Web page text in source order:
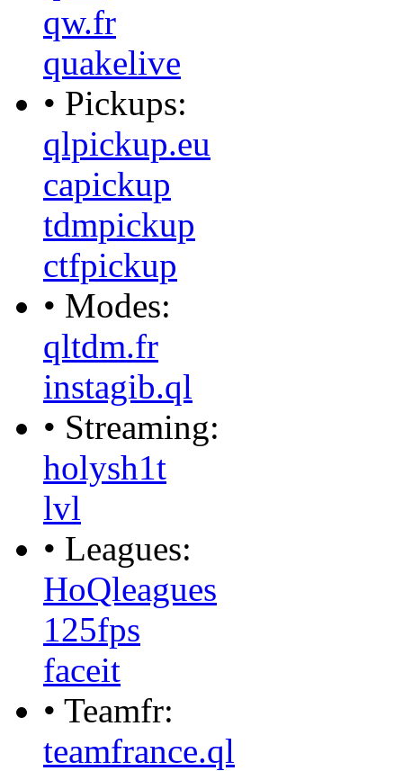
qw.fr
quakelive
• Pickups:
qlpickup.eu
capickup
tdmpickup
ctfpickup
• Modes:
qltdm.fr
instagib.ql
• Streaming:
holysh1t
lvl
• Leagues:
HoQleagues
125fps
faceit
• Teamfr:
teamfrance.ql